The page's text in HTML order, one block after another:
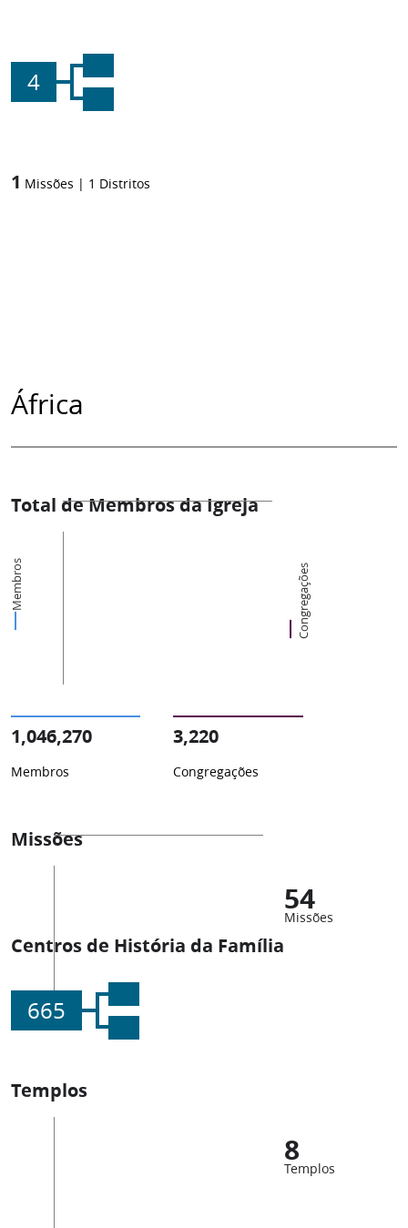
4
1 Missões | 1 Distritos
África
Total de Membros da Igreja
Membros Congregações
1,046,270
Membros
3,220
Congregações
Missões
54
Missões
Centros de História da Família
665
Templos
8
Templos